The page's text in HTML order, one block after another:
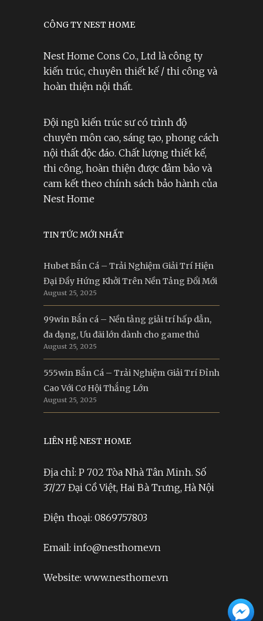
CÔNG TY NEST HOME
Nest Home Cons Co., Ltd là công ty
kiến trúc, chuyên thiết kế / thi công và
hoàn thiện nội thất.
Đội ngũ kiến trúc sư có trình độ
chuyên môn cao, sáng tạo, phong cách
nội thất độc đáo. Chất lượng thiết kế,
thi công, hoàn thiện được đảm bảo và
cam kết theo chính sách bảo hành của
Nest Home
TIN TỨC MỚI NHẤT
Hubet Bắn Cá – Trải Nghiệm Giải Trí Hiện
Đại Đầy Hứng Khởi Trên Nền Tảng Đổi Mới
August 25, 2025
99win Bắn cá – Nền tảng giải trí hấp dẫn,
đa dạng, Ưu đãi lớn dành cho game thủ
August 25, 2025
555win Bắn Cá – Trải Nghiệm Giải Trí Đỉnh
Cao Với Cơ Hội Thắng Lớn
August 25, 2025
LIÊN HỆ NEST HOME
Địa chỉ: P 702 Tòa Nhà Tân Minh. Số
37/27 Đại Cồ Việt, Hai Bà Trưng, Hà Nội
Điện thoại: 0869757803
Email: info@nesthome.vn
Website: www.nesthome.vn